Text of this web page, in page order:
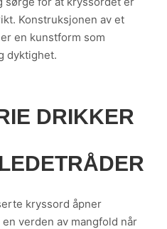
Konstruksjonen av et
en kunstform som
dyktighet.
DRIKKER
kryssord åpner
verden av mangfold når